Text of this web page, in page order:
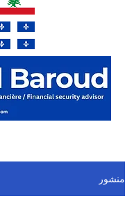
منشور